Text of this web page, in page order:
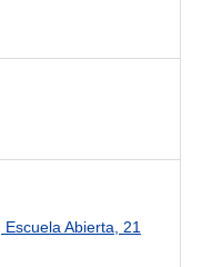
Abierta, 21